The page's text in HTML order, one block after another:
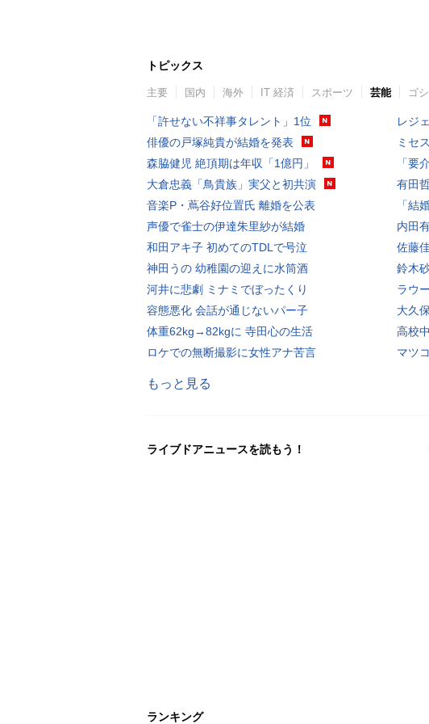
トピックス
主要 国内 海外 IT 経済 スポーツ 芸能 ゴ
「許せない不祥事タレント」1位
俳優の戸塚純貴が結婚を発表
森脇健児 絶頂期は年収「1億円」
大倉忠義「鳥貴族」実父と初共演
音楽P・蔦谷好位置氏 離婚を公表
声優で雀士の伊達朱里紗が結婚
和田アキ子 初めてのTDLで号泣
神田うの 幼稚園の迎えに水筒酒
河井に悲劇 ミナミでぼったくり
容態悪化 会話が通じないパー子
体重62kg→82kgに 寺田心の生活
ロケでの無断撮影に女性アナ苦言
レジ
ミセ
「要
有田
「結
内田
佐藤
鈴木
ラウ
大久
高校
マツ
もっと見る
ライブドアニュースを読もう！
ランキング